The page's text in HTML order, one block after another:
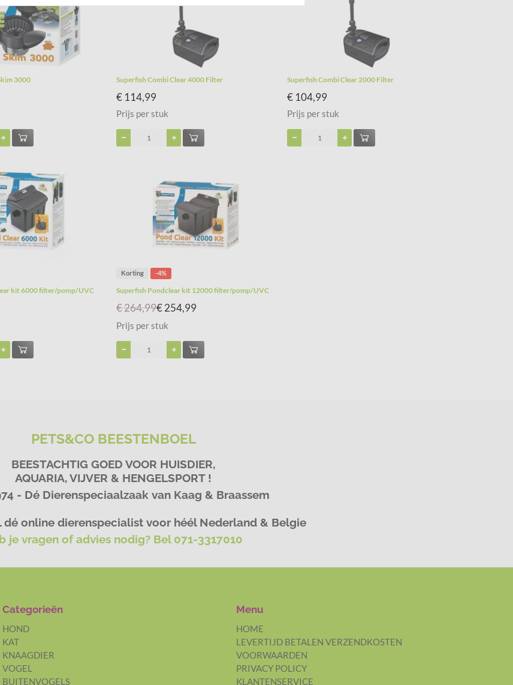
3000 Superfish Combi Clear 4000 Filter
€ 114,99
Prijs per stuk
Superfish Combi Clear 2000 Filter
€ 104,99
Prijs per stuk
kit 6000 filter/pomp/UVC
Korting -4%
Superfish Pondclear kit 12000 filter/pomp/UVC
€ 264,99€ 254,99
Prijs per stuk
PETS&CO BEESTENBOEL
BEESTACHTIG GOED VOOR HUISDIER,
AQUARIA, VIJVER & HENGELSPORT !
- Dé Dierenspeciaalzaak van Kaag & Braassem
dé online dierenspecialist voor héél Nederland & Belgie
je vragen of advies nodig? Bel 071-3317010
Categorieën
HOND
KAT
KNAAGDIER
VOGEL
BUITENVOGELS
Menu
HOME
LEVERTIJD BETALEN VERZENDKOSTEN
VOORWAARDEN
PRIVACY POLICY
KLANTENSERVICE